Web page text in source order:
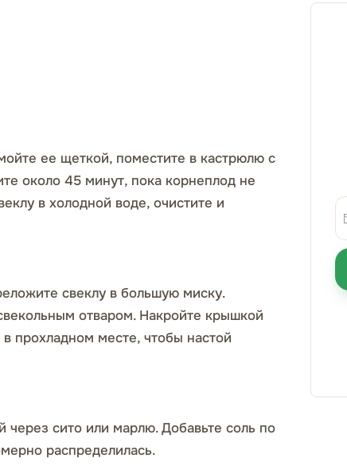
ее щеткой, поместите в кастрюлю с
около 45 минут, пока корнеплод не
в холодной воде, очистите и
свеклу в большую миску.
отваром. Накройте крышкой
прохладном месте, чтобы настой
через сито или марлю. Добавьте соль по
распределилась.